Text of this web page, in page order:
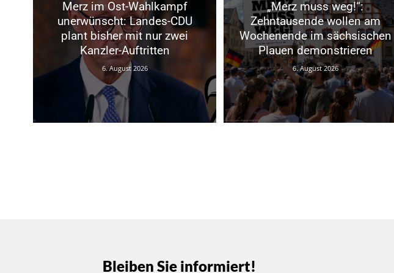
Merz im Ost-Wahlkampf
unerwünscht: Landes-CDU
plant bisher mit nur zwei
Kanzler-Auftritten
6. August 2026
„Merz muss weg!“:
Zehntausende wollen am
Wochenende im sächsischen
Plauen demonstrieren
6. August 2026
Bleiben Sie informiert!